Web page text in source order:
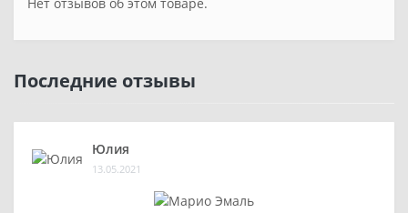
Последние отзывы
Юлия
13.05.2021